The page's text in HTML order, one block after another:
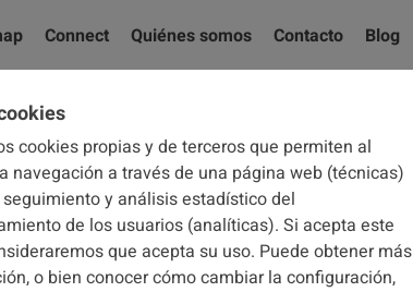
Connect Quiénes somos Contacto Blog
El blog de Brokalia
cookies propias y de terceros que permiten al
navegación a través de una página web (técnicas)
y análisis estadístico del
de los usuarios (analíticas). Si acepta este
que acepta su uso. Puede obtener más
o bien conocer cómo cambiar la configuración,